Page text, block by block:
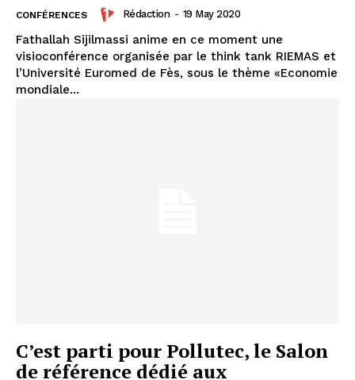
CONFÉRENCES Rédaction - 19 May 2020
Fathallah Sijilmassi anime en ce moment une
visioconférence organisée par le think tank RIEMAS et
l’Université Euromed de Fès, sous le thème «Economie
mondiale...
C’est parti pour Pollutec, le Salon
de référence dédié aux